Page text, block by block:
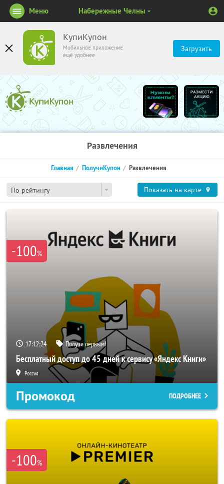
КупиКупон
Мобильное приложение
ещё удобнее
Загрузить
Меню Набережные Челны
Развлечения
По рейтингу
Главная ПолучиКупон Развлечения
Показать на карте
-100%
17:12:24 Получи первым!
Бесплатный доступ до 45 дней к сервису «Яндекс Книги»
Россия
Промокод ПОДРОБНЕЕ
-100%